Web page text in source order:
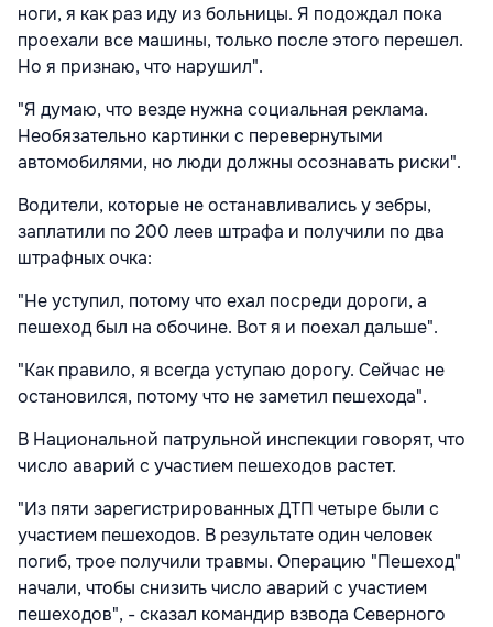
ноги, я как раз иду из больницы. Я подождал пока
проехали все машины, только после этого перешел.
Но я признаю, что нарушил".
"Я думаю, что везде нужна социальная реклама.
Необязательно картинки с перевернутыми
автомобилями, но люди должны осознавать риски".
Водители, которые не останавливались у зебры,
заплатили по 200 леев штрафа и получили по два
штрафных очка:
"Не уступил, потому что ехал посреди дороги, а
пешеход был на обочине. Вот я и поехал дальше".
"Как правило, я всегда уступаю дорогу. Сейчас не
остановился, потому что не заметил пешехода".
В Национальной патрульной инспекции говорят, что
число аварий с участием пешеходов растет.
"Из пяти зарегистрированных ДТП четыре были с
участием пешеходов. В результате один человек
погиб, трое получили травмы. Операцию "Пешеход"
начали, чтобы снизить число аварий с участием
пешеходов", - сказал командир взвода Северного